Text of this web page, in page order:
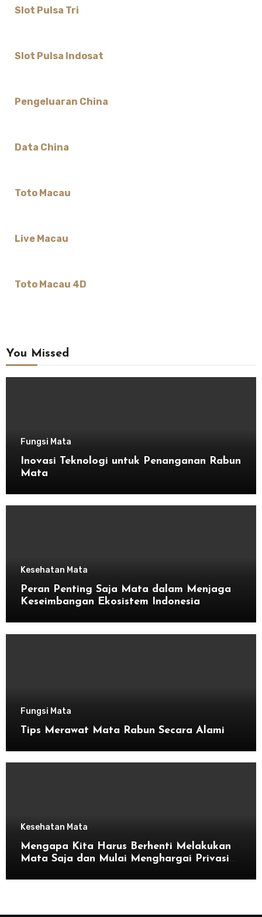
Slot Pulsa Tri
Slot Pulsa Indosat
Pengeluaran China
Data China
Toto Macau
Live Macau
Toto Macau 4D
You Missed
Fungsi Mata
Inovasi Teknologi untuk Penanganan Rabun
Mata
Kesehatan Mata
Peran Penting Saja Mata dalam Menjaga
Keseimbangan Ekosistem Indonesia
Fungsi Mata
Tips Merawat Mata Rabun Secara Alami
Kesehatan Mata
Mengapa Kita Harus Berhenti Melakukan
Mata Saja dan Mulai Menghargai Privasi